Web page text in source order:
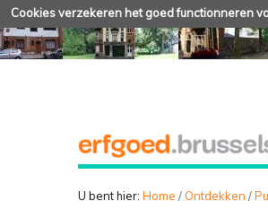
Cookies verzekeren het goed functionneren
U bent hier: Home / Ontdekken /